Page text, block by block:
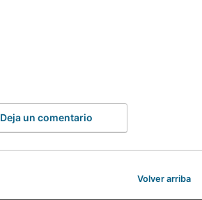
Deja un comentario
Volver arriba